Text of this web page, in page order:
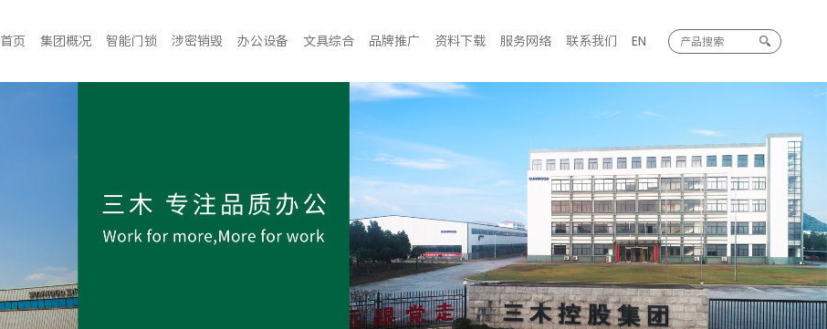
首页 集团概况 智能门锁 涉密销毁 办公设备 文具综合 品牌推广 资料下载 服务网络 联系我们 EN